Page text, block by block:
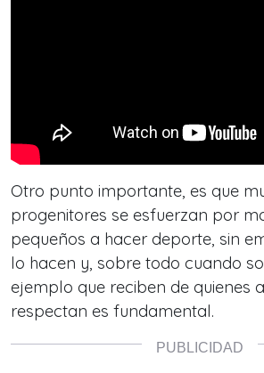
Otro punto importante, es que
progenitores se esfuerzan por
pequeños a hacer deporte, sin
lo hacen y, sobre todo cuando
ejemplo que reciben de quienes
respectan es fundamental.